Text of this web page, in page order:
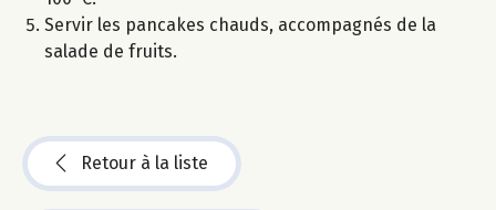
Servir les pancakes chauds, accompagnés de la
salade de fruits.
Retour à la liste